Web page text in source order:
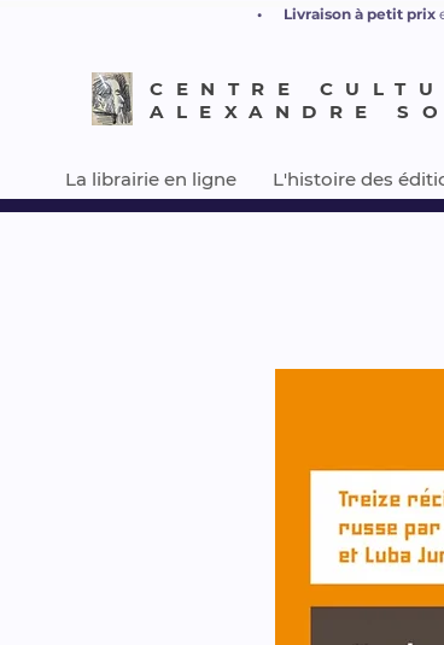
CENTRE
ALEXANDRE
La librairie en ligne L'histoire des
• Livraison à petit prix